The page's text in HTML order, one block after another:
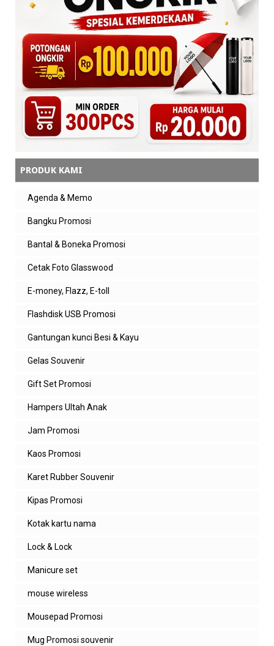
PRODUK KAMI
Agenda & Memo
Bangku Promosi
Bantal & Boneka Promosi
Cetak Foto Glasswood
E-money, Flazz, E-toll
Flashdisk USB Promosi
Gantungan kunci Besi & Kayu
Gelas Souvenir
Gift Set Promosi
Hampers Ultah Anak
Jam Promosi
Kaos Promosi
Karet Rubber Souvenir
Kipas Promosi
Kotak kartu nama
Lock & Lock
Manicure set
mouse wireless
Mousepad Promosi
Mug Promosi souvenir